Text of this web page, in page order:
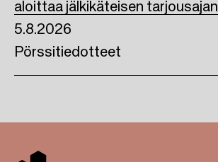
5.8.2026
Pörssitiedotteet
aloittaa jälkikäteisen tarjousajan